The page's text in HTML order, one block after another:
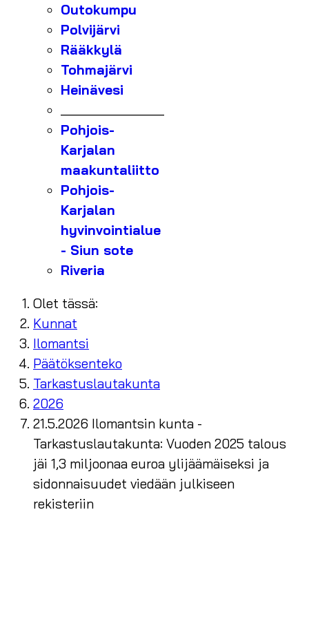
Outokumpu
Polvijärvi
Rääkkylä
Tohmajärvi
Heinävesi
Pohjois-
Karjalan
maakuntaliitto
Pohjois-
Karjalan
hyvinvointialue
- Siun sote
Riveria
Olet tässä:
Kunnat
Ilomantsi
Päätöksenteko
Tarkastuslautakunta
2026
21.5.2026 Ilomantsin kunta -
Tarkastuslautakunta: Vuoden 2025 talous
jäi 1,3 miljoonaa euroa ylijäämäiseksi ja
sidonnaisuudet viedään julkiseen
rekisteriin